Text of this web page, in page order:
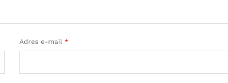
Adres e-mail *